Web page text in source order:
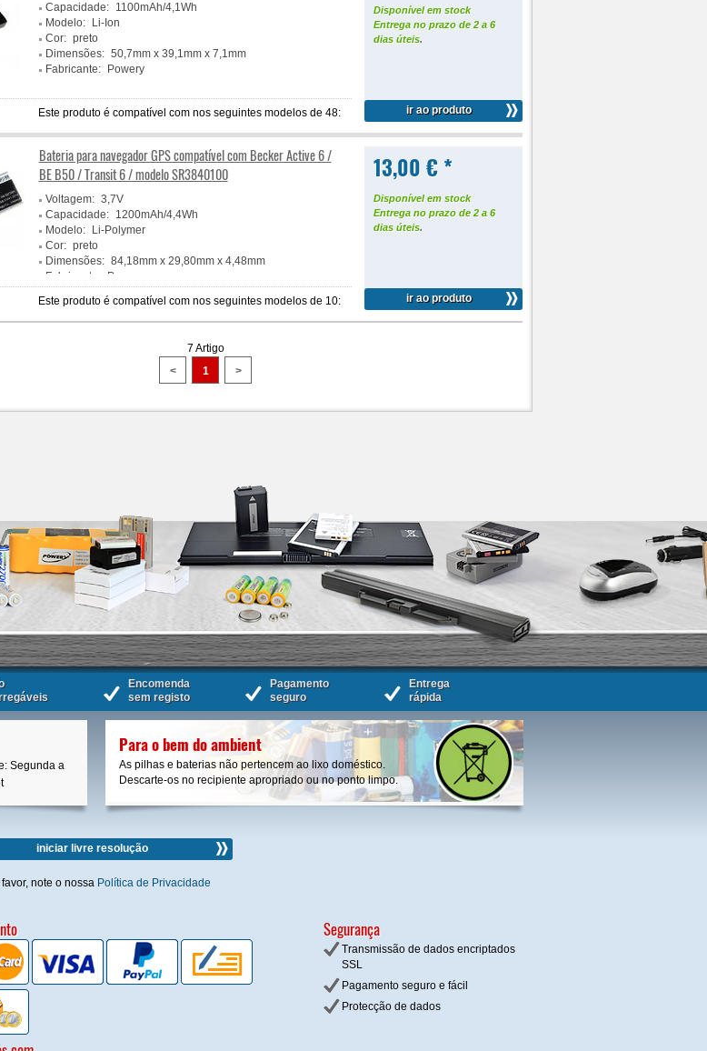
Disponível em stock
Entrega no prazo de 2 a 6
dias úteis.
ir ao produto
Capacidade:
1100mAh/4,1Wh
Modelo:
Li-Ion
Cor: preto
Dimensões: 50,7mm x 39,1mm x 7,1mm
Fabricante:
Powery
Este produto é compatível com nos seguintes modelos de 48:
13,00 € *
Disponível em stock
Entrega no prazo de 2 a 6
dias úteis.
ir ao produto
Bateria para navegador GPS compatível com Becker Active 6 /
BE B50 / Transit 6 / modelo SR3840100
Voltagem: 3,7V
Capacidade:
1200mAh/4,4Wh
Modelo:
Li-Polymer
Cor: preto
Dimensões: 84,18mm x 29,80mm x 4,48mm
Fabricante:
Powery
Este produto é compatível com nos seguintes modelos de 10:
7 Artigo
<
1 >
Encomenda
sem registo
Pagamento
seguro
Entrega
rápida
Segunda a
Para o bem do ambient
As pilhas e baterias não pertencem ao lixo doméstico.
Descarte-os no recipiente apropriado ou no ponto limpo.
iniciar livre resolução
favor, note o nossa Política de Privacidade
Segurança
Transmissão de dados encriptados
SSL
Pagamento seguro e fácil
Protecção de dados